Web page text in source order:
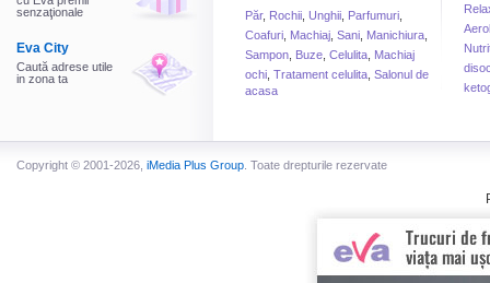
senzaţionale
Eva City
Caută adrese utile
in zona ta
Păr, Rochii Unghii Parfumuri
Coafuri Machiaj Sani Manichiura
Sampon Buze Celulita Machiaj
ochi Tratament celulita Salonul de
acasa
Copyright © 2001-2026, iMedia Plus Group . Toate drepturile rezervate